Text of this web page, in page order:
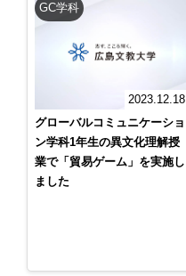
GC学科
2023.12.18
グローバルコミュニケーショ
ン学科1年生の異文化理解授
業で「貿易ゲーム」を実施し
ました